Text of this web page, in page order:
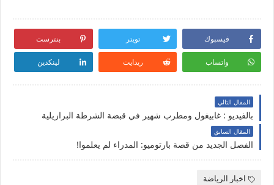
فيسبوك تويتر بنترست
واتساب ريدايت لينكدين
المقال التالي
بالفيديو : غابيغول ومطرب شهير في قبضة الشرطة البرازيلية
المقال السابق
الفصل الجديد من قصة بارتوميو: المدراء لم يعلموا!
اخبار الرياضة